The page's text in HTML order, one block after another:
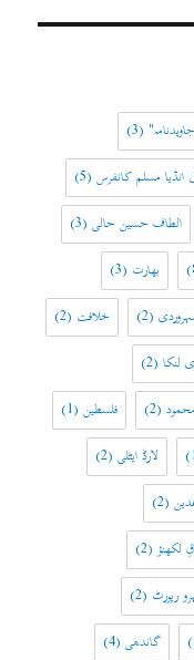
(3)
انڈیا مسلم کانفرس(5)
الطاف حسین حالی(3)
بھارت (3)
(2) خلافت (2)
لنکا(2)
(2) فلسطین(1)
لارڈ ایٹلی(2)
(2)
لکھنؤ(2)
رپورٹ (2)
گاندھی(4)